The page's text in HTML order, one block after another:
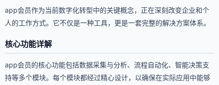
app会员作为当前数字化转型中的关键概念，正在深刻改变企业和个
人的工作方式。它不仅是一种工具，更是一套完整的解决方案体系。
核心功能详解
app会员的核心功能包括数据采集与分析、流程自动化、智能决策支
持等多个模块。每个模块都经过精心设计，以确保在实际应用中能够